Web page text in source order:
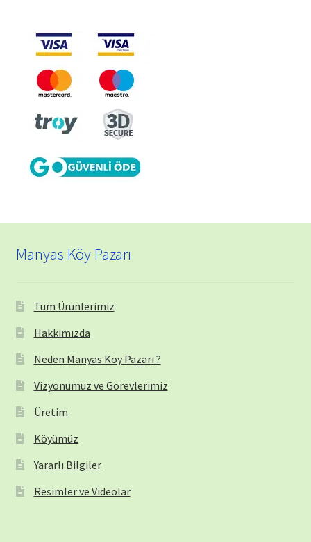
Manyas Köy Pazarı
Tüm Ürünlerimiz
Hakkımızda
Neden Manyas Köy Pazarı ?
Vizyonumuz ve Görevlerimiz
Üretim
Köyümüz
Yararlı Bilgiler
Resimler ve Videolar